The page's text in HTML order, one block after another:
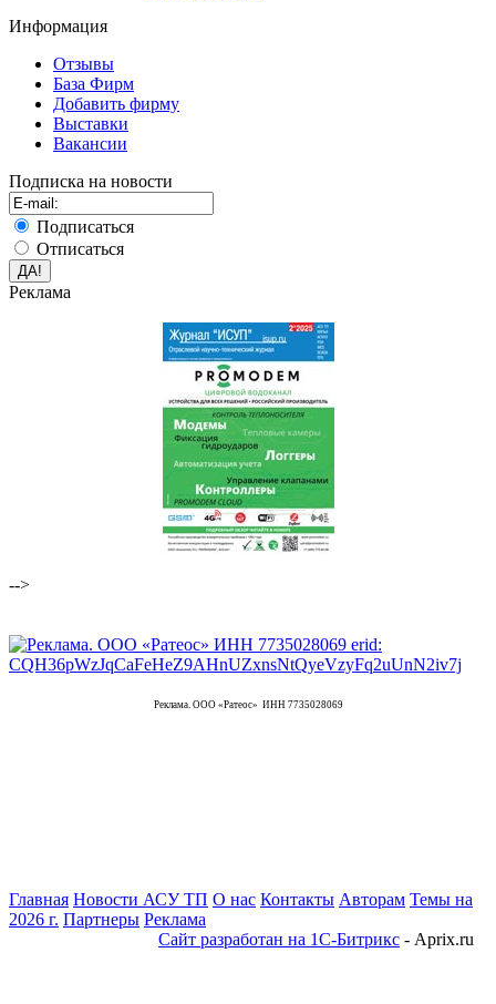
Информация
Отзывы
База Фирм
Добавить фирму
Выставки
Вакансии
Подписка на новости
Подписаться
Отписаться
Реклама
-->
Реклама. ООО «Ратеос» ИНН 7735028069
Главная Новости АСУ ТП О нас Контакты Авторам Темы на
2026 г. Партнеры Реклама
Сайт разработан на 1С-Битрикс - Aprix.ru